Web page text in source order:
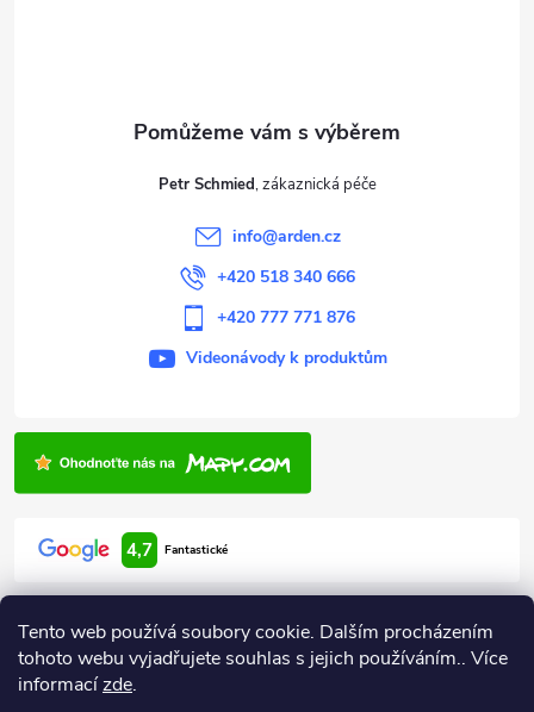
Tento web používá soubory cookie. Dalším procházením
tohoto webu vyjadřujete souhlas s jejich používáním.. Více
informacízde.
Petr Schmied
info@arden.cz
+420 518 340 666
+420 777 771 876
Videonávody k produktům
4,7 Fantastické